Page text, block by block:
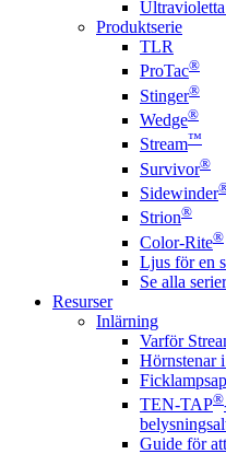
Produktserie
TLR
ProTac®
Stinger®
Wedge®
Stream™
Survivor®
Sidewinder
Strion®
Color-Rite®
Ljus för en
Se alla serier
Resurser
Inlärning
Varför
Hörnstenar
TEN-TAP®
Guide för